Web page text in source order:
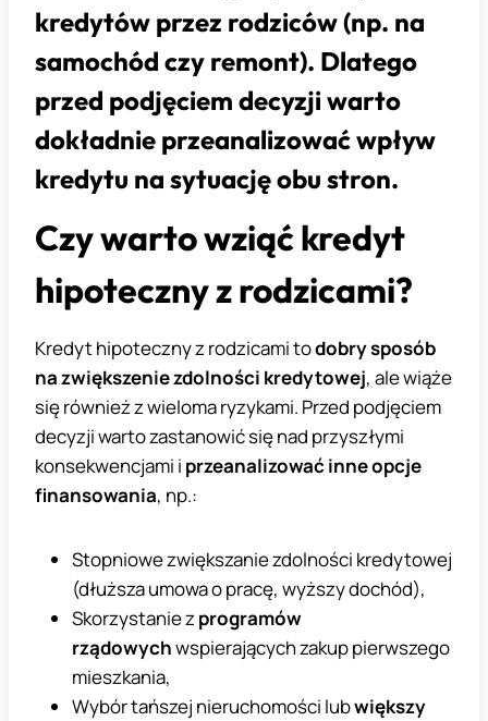
kredytów przez rodziców (np. na
samochód czy remont). Dlatego
przed podjęciem decyzji warto
dokładnie przeanalizować wpływ
kredytu na sytuację obu stron.
Czy warto wziąć kredyt
hipoteczny z rodzicami?
Kredyt hipoteczny z rodzicami todobry sposób
na zwiększenie zdolności kredytowej, ale wiąże
się również z wieloma ryzykami. Przed podjęciem
decyzji warto zastanowić się nad przyszłymi
konsekwencjami i przeanalizować inne opcje
finansowania, np.:
Stopniowe zwiększanie zdolności kredytowej
(dłuższa umowa o pracę, wyższy dochód),
Skorzystanie zprogramów
rządowychwspierających zakup pierwszego
mieszkania,
Wybór tańszej nieruchomości lubwiększy